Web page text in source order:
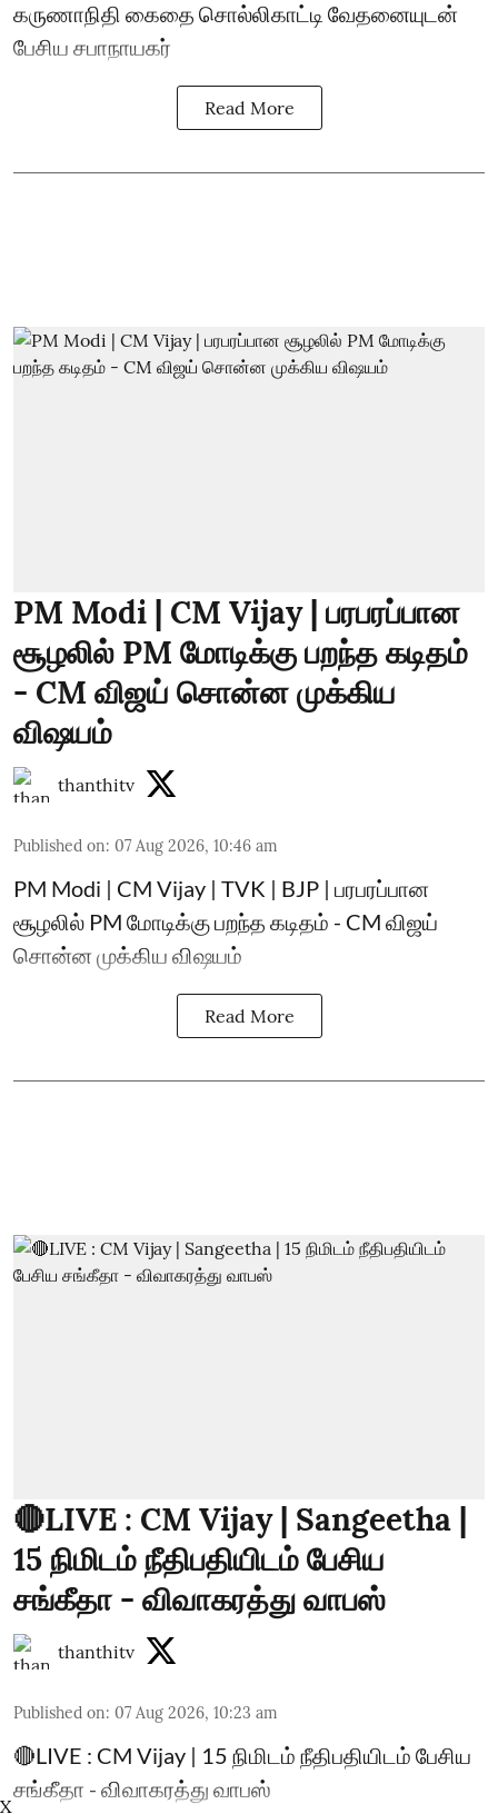
கருணாநிதி கைதை சொல்லிகாட்டி வேதனையுடன்
பேசிய சபாநாயகர்
Read More
PM Modi | CM Vijay | பரபரப்பான
சூழலில் PM மோடிக்கு பறந்த கடிதம்
- CM விஜய் சொன்ன முக்கிய
விஷயம்
thanthitv
Published on: 07 Aug 2026, 10:46 am
PM Modi | CM Vijay | TVK | BJP | பரபரப்பான
சூழலில் PM மோடிக்கு பறந்த கடிதம் - CM விஜய்
சொன்ன முக்கிய விஷயம்
Read More
🔴LIVE : CM Vijay | Sangeetha |
15 நிமிடம் நீதிபதியிடம் பேசிய
சங்கீதா - விவாகரத்து வாபஸ்
thanthitv
Published on: 07 Aug 2026, 10:23 am
🔴LIVE : CM Vijay | 15 நிமிடம் நீதிபதியிடம் பேசிய
சங்கீதா - விவாகரத்து வாபஸ்
X